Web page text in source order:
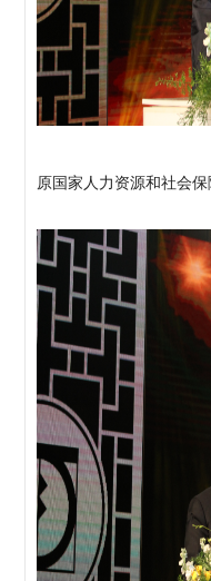
原国家人力资源和社会